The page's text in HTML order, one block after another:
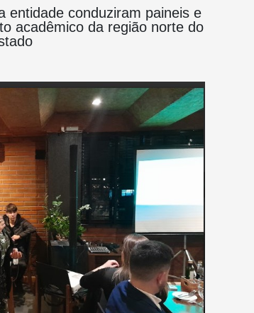
entidade conduziram paineis e
acadêmico da região norte do